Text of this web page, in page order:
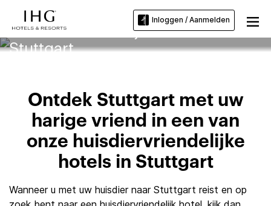
Inloggen / Aanmelden
Huisdiervriendelijke hotels in
Stuttgart
Ontdek Stuttgart met uw
harige vriend in een van
onze huisdiervriendelijke
hotels in Stuttgart
Wanneer u met uw huisdier naar Stuttgart reist en op